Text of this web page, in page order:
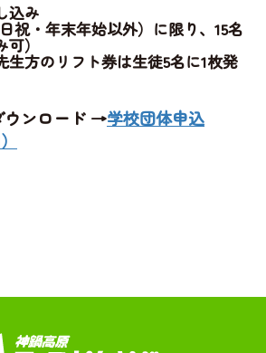
込み
祝・年末年始以外）に限り、15名
）
生方のリフト券は生徒5名に1枚発
ウンロード →学校団体申込